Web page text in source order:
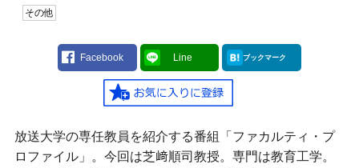
その他
Facebook Line ブックマーク
放送大学の専任教員を紹介する番組「ファカルティ・プ
ロファイル」。今回は芝﨑順司教授。専門は教育工学。